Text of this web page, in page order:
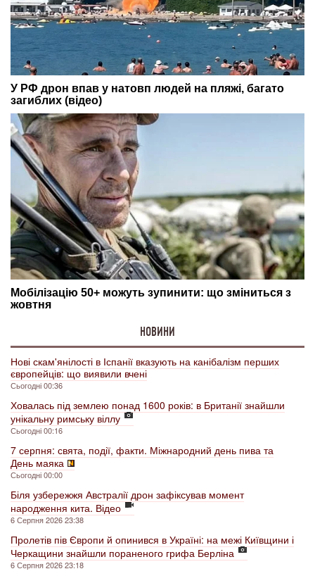
НОВИНИ
Нові скам'янілості в Іспанії вказують на канібалізм перших
європейців: що виявили вчені
Сьогодні 00:36
Ховалась під землею понад 1600 років: в Британії знайшли
унікальну римську віллу
Сьогодні 00:16
7 серпня: свята, події, факти. Міжнародний день пива та
День маяка
Сьогодні 00:00
Біля узбережжя Австралії дрон зафіксував момент
народження кита. Відео
6 Серпня 2026 23:38
Пролетів пів Європи й опинився в Україні: на межі Київщини і
Черкащини знайшли пораненого грифа Берліна
6 Серпня 2026 23:18